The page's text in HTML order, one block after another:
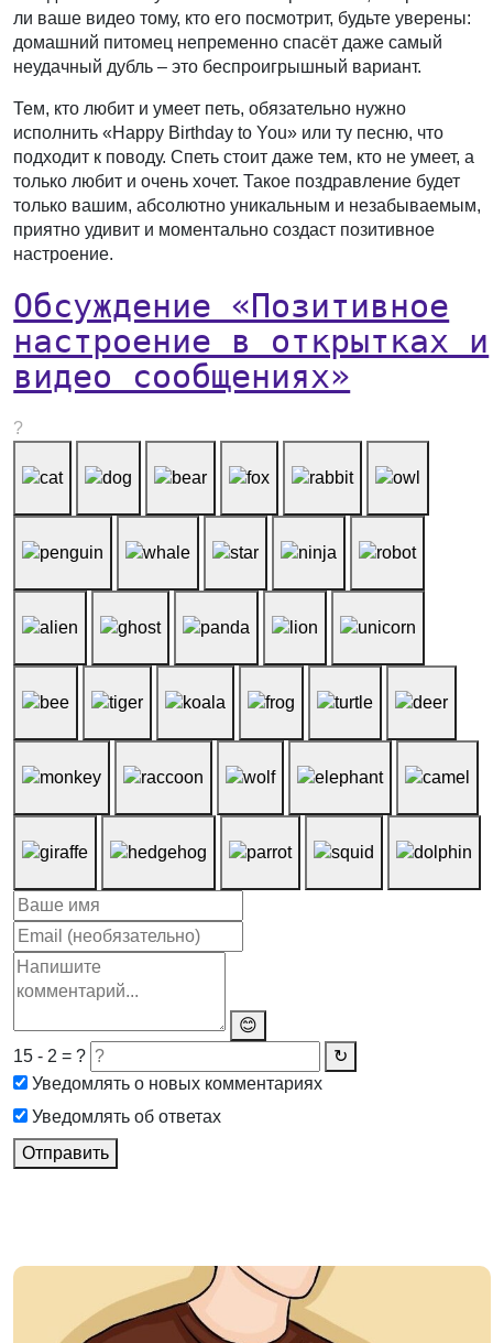
ли ваше видео тому, кто его посмотрит, будьте уверены:
домашний питомец непременно спасёт даже самый
неудачный дубль – это беспроигрышный вариант.
Тем, кто любит и умеет петь, обязательно нужно
исполнить «Happy Birthday to You» или ту песню, что
подходит к поводу. Спеть стоит даже тем, кто не умеет, а
только любит и очень хочет. Такое поздравление будет
только вашим, абсолютно уникальным и незабываемым,
приятно удивит и моментально создаст позитивное
настроение.
Обсуждение «Позитивное
настроение в открытках и
видео сообщениях»
?
😊
15 - 2 = ?
↻
Уведомлять о новых комментариях
Уведомлять об ответах
Отправить